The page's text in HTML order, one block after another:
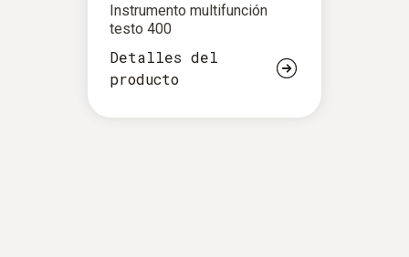
Instrumento multifunción
testo 400
Detalles del
producto